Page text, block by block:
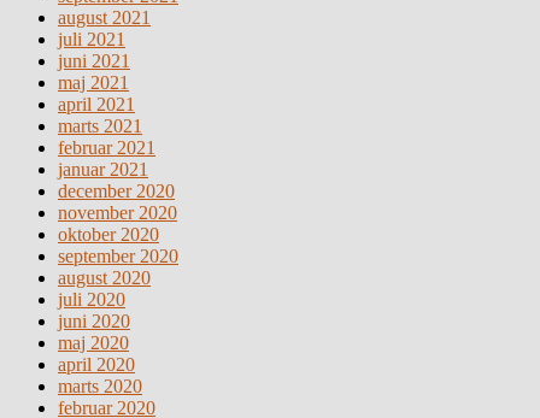
august 2021
juli 2021
juni 2021
maj 2021
april 2021
marts 2021
februar 2021
januar 2021
december 2020
november 2020
oktober 2020
september 2020
august 2020
juli 2020
juni 2020
maj 2020
april 2020
marts 2020
februar 2020